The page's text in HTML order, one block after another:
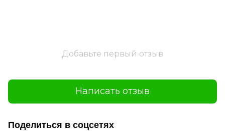
Добавьте первый отзыв
Написать отзыв
Поделиться в соцсетях